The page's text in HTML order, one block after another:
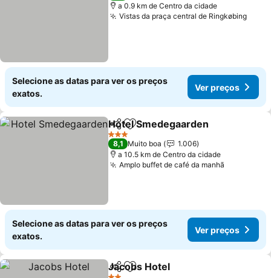
a 0.9 km de Centro da cidade
Vistas da praça central de Ringkøbing
Selecione as datas para ver os preços
exatos.
Ver preços
PartilharAdicionar aos favoritos
Hotel Smedegaarden
3 Estrelas
8,1 Muito boa
1.006
a 10.5 km de Centro da cidade
Amplo buffet de café da manhã
Selecione as datas para ver os preços
exatos.
Ver preços
PartilharAdicionar aos favoritos
Jacobs Hotel